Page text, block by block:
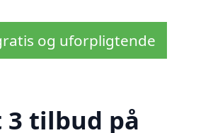
og uforpligtende
3 tilbud på